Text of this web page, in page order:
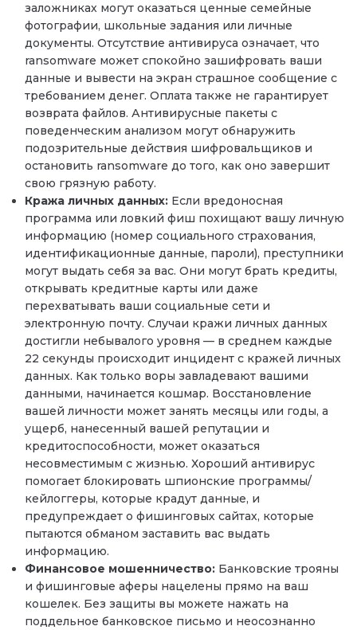
заложниках могут оказаться ценные семейные
фотографии, школьные задания или личные
документы. Отсутствие антивируса означает, что
ransomware может спокойно зашифровать ваши
данные и вывести на экран страшное сообщение с
требованием денег. Оплата также не гарантирует
возврата файлов. Антивирусные пакеты с
поведенческим анализом могут обнаружить
подозрительные действия шифровальщиков и
остановить ransomware до того, как оно завершит
свою грязную работу.
Кража личных данных: Если вредоносная
программа или ловкий фиш похищают вашу личную
информацию (номер социального страхования,
идентификационные данные, пароли), преступники
могут выдать себя за вас. Они могут брать кредиты,
открывать кредитные карты или даже
перехватывать ваши социальные сети и
электронную почту. Случаи кражи личных данных
достигли небывалого уровня — в среднем каждые
22 секунды происходит инцидент с кражей личных
данных. Как только воры завладевают вашими
данными, начинается кошмар. Восстановление
вашей личности может занять месяцы или годы, а
ущерб, нанесенный вашей репутации и
кредитоспособности, может оказаться
несовместимым с жизнью. Хороший антивирус
помогает блокировать шпионские программы/
кейлоггеры, которые крадут данные, и
предупреждает о фишинговых сайтах, которые
пытаются обманом заставить вас выдать
информацию.
Финансовое мошенничество: Банковские трояны
и фишинговые аферы нацелены прямо на ваш
кошелек. Без защиты вы можете нажать на
поддельное банковское письмо и неосознанно